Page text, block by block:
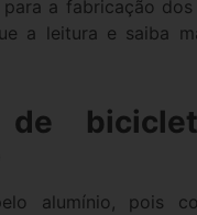
a fabricação
a leitura e saiba
de
alumínio, pois